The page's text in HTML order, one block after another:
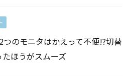
つのモニタはかえって不便!?切替
ほうがスムーズ